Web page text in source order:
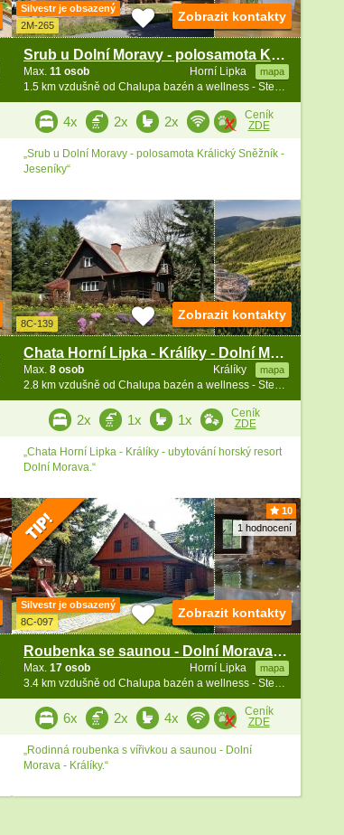
Silvestr je obsazený
2M-265
Srub u Dolní Moravy - polosamota Králický Sněžník
Horní Lipka mapa
Max. 11 osob
1.5 km vzdušně od Chalupa bazén a wellness - Stezka v oblacích
Zobrazit kontakty
4x 2x 2x
Ceník
ZDE
„Srub u Dolní Moravy - polosamota Králický Sněžník -
Jeseníky“
8C-139
Chata Horní Lipka - Králíky - Dolní Morava
Králíky mapa
Max. 8 osob
2.8 km vzdušně od Chalupa bazén a wellness - Stezka v oblacích
Zobrazit kontakty
2x 1x 1x
Ceník
ZDE
„Chata Horní Lipka - Králíky - ubytování horský resort
Dolní Morava.“
10
1 hodnocení
Silvestr je obsazený
8C-097
Roubenka se saunou - Dolní Morava - Králíky
Horní Lipka mapa
Max. 17 osob
3.4 km vzdušně od Chalupa bazén a wellness - Stezka v oblacích
Zobrazit kontakty
6x 2x 4x
Ceník
ZDE
„Rodinná roubenka s vířivkou a saunou - Dolní
Morava - Králíky.“